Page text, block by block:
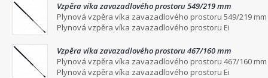
Vzpěra víka zavazadlového prostoru 549/219 mm
Plynová vzpěra víka zavazadlového prostoru 549/219 mm
Plynová vzpěra víka zavazadlového prostoru Ei
Vzpěra víka zavazadlového prostoru 467/160 mm
Plynová vzpěra víka zavazadlového prostoru 467/160 mm
Plynová vzpěra víka zavazadlového prostoru Ei